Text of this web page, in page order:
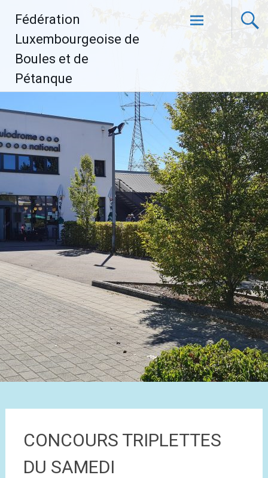
contenu
Fédération
Luxembourgeoise de
Boules et de
Pétanque
CONCOURS TRIPLETTES
DU SAMEDI